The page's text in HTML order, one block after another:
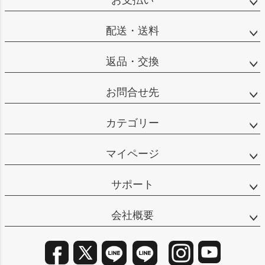
配送・送料
返品・交換
お問合せ先
カテゴリー
マイページ
サポート
会社概要